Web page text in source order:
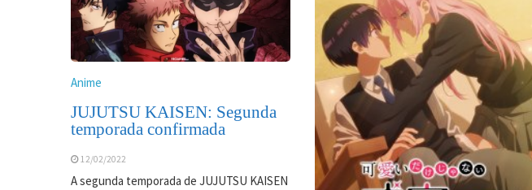
Anime
JUJUTSU KAISEN: Segunda
temporada confirmada
12/02/2022
A segunda temporada de JUJUTSU KAISEN